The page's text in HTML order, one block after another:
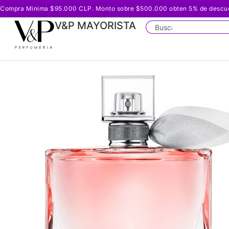
Compra Minima $95.000 CLP. Monto sobre $500.000 obten 5% de
V&P MAYORISTA